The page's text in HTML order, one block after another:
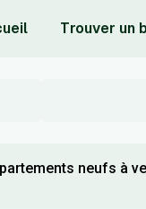
Trouver un
neufs à